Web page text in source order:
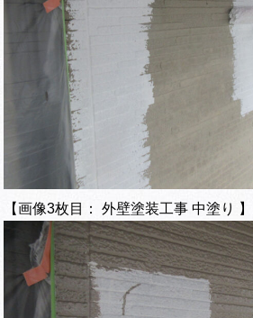
【画像3枚目： 外壁塗装工事 中塗り 】